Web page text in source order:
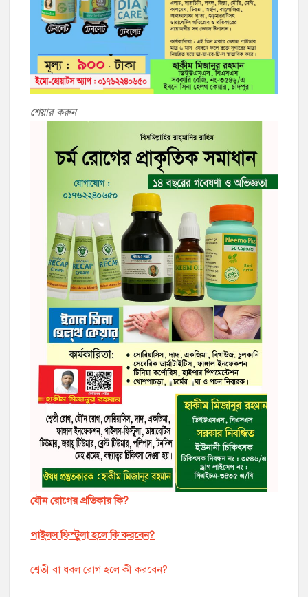
শেয়ার করুন
যৌন রোগের প্রতিকার কি?
পাইলস ফিস্টুলা হলে কি করবেন?
শ্বেতী বা ধবল রোগ হলে কী করবেন?